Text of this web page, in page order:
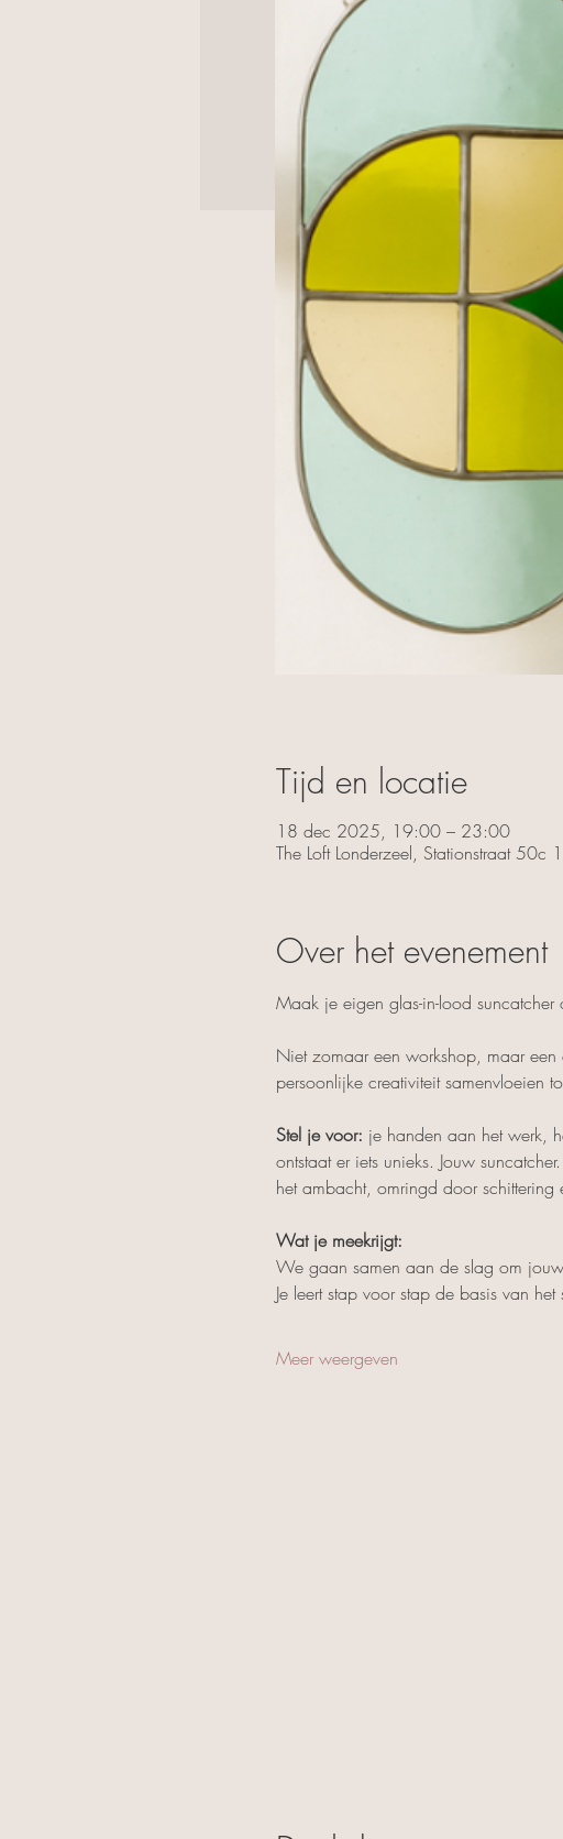
Tijd en locatie
18 dec 2025, 19:00 – 23:00
The Loft Londerzeel, Stationstraat 50c
Over het evenement
Maak je eigen glas-in-lood
Niet zomaar een workshop, maar
persoonlijke creativiteit samenvloeien
Stel je voor: je handen aan het werk,
ontstaat er iets unieks. Jouw suncatcher.
het ambacht, omringd door schittering
Wat je meekrijgt:
We gaan samen aan de slag om
Je leert stap voor stap de basis van
Meer weergeven